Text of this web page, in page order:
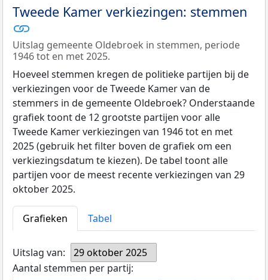
Tweede Kamer verkiezingen: stemmen
Uitslag gemeente Oldebroek in stemmen, periode
1946 tot en met 2025.
Hoeveel stemmen kregen de politieke partijen bij de
verkiezingen voor de Tweede Kamer van de
stemmers in de gemeente Oldebroek? Onderstaande
grafiek toont de 12 grootste partijen voor alle
Tweede Kamer verkiezingen van 1946 tot en met
2025 (gebruik het filter boven de grafiek om een
verkiezingsdatum te kiezen). De tabel toont alle
partijen voor de meest recente verkiezingen van 29
oktober 2025.
Grafieken Tabel
Uitslag van:
29 oktober 2025
Aantal stemmen per partij: